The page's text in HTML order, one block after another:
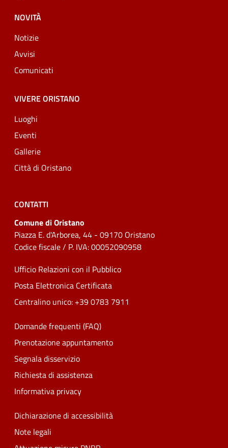
NOVITÀ
Notizie
Avvisi
Comunicati
VIVERE ORISTANO
Luoghi
Eventi
Gallerie
Città di Oristano
CONTATTI
Comune di Oristano
Piazza E. d'Arborea, 44 - 09170 Oristano
Codice fiscale / P. IVA: 00052090958
Ufficio Relazioni con il Pubblico
Posta Elettronica Certificata
Centralino unico: +39 0783 7911
Domande frequenti (FAQ)
Prenotazione appuntamento
Segnala disservizio
Richiesta di assistenza
Informativa privacy
Dichiarazione di accessibilità
Note legali